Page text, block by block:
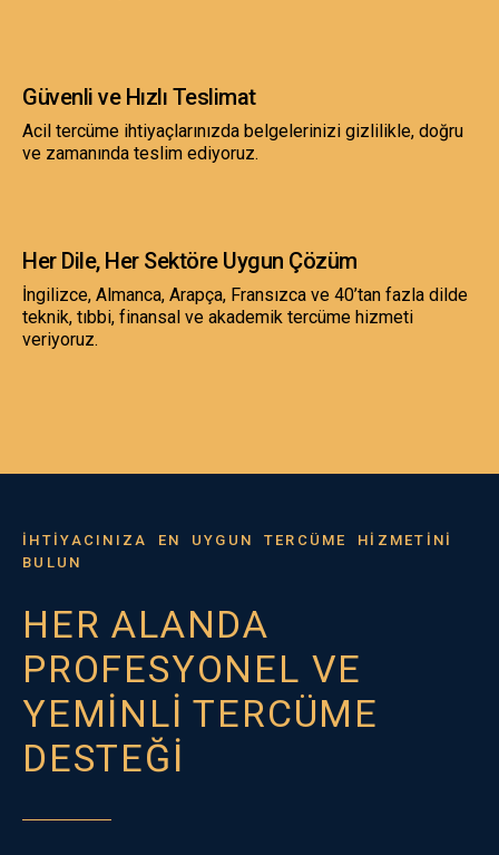
Güvenli ve Hızlı Teslimat
Acil tercüme ihtiyaçlarınızda belgelerinizi gizlilikle, doğru
ve zamanında teslim ediyoruz.
Her Dile, Her Sektöre Uygun Çözüm
İngilizce, Almanca, Arapça, Fransızca ve 40’tan fazla dilde
teknik, tıbbi, finansal ve akademik tercüme hizmeti
veriyoruz.
İHTİYACINIZA EN UYGUN TERCÜME HİZMETİNİ
BULUN
HER ALANDA
PROFESYONEL VE
YEMİNLİ TERCÜME
DESTEĞİ